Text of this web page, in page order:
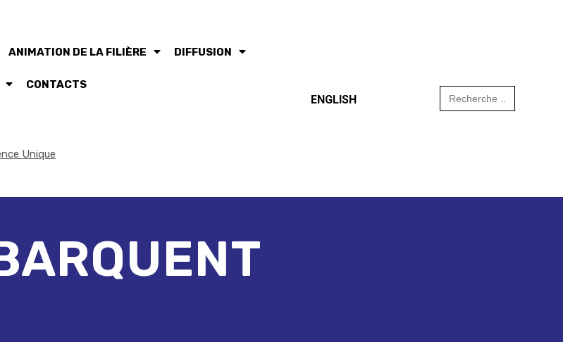
ANIMATION DE LA FILIÈRE DIFFUSION
CONTACTS
Unique
ENGLISH
Search
for: